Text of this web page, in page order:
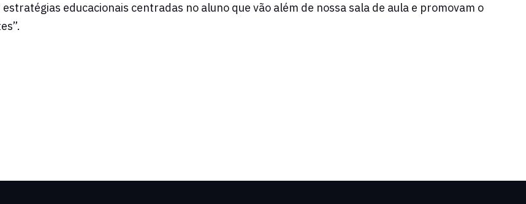
educacionais centradas no aluno que vão além de nossa sala de aula e promovam o